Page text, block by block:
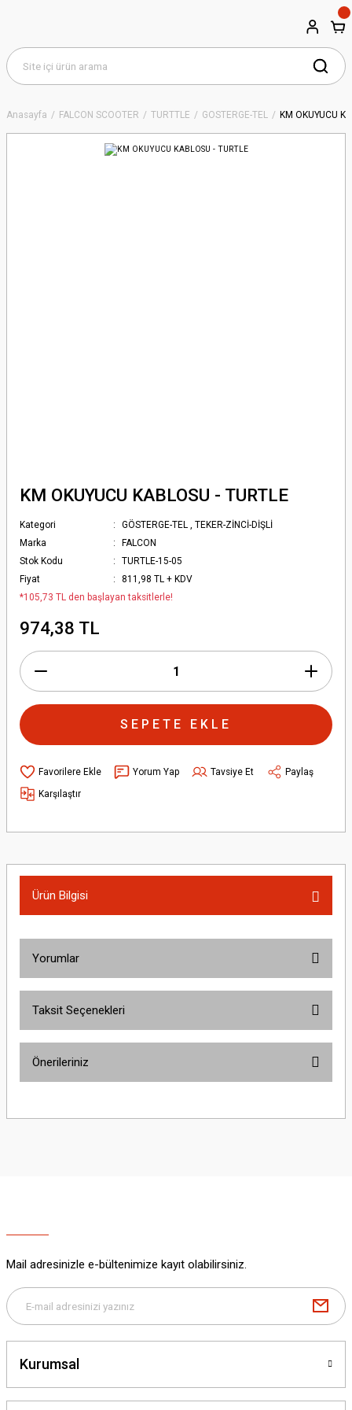
Anasayfa FALCON SCOOTER TURTTLE GÖSTERGE-TEL KM OKUYUCU
KM OKUYUCU KABLOSU - TURTLE
Kategori GÖSTERGE-TEL ,TEKER-ZİNCİ-DİŞLİ
Marka
FALCON
Stok Kodu
TURTLE-15-05
Fiyat
811,98 TL + KDV
*105,73 TL den başlayan taksitlerle!
974,38 TL
SEPETE EKLE
Yorum Yap Tavsiye Et
Paylaş
Karşılaştır
Ürün Bilgisi
Yorumlar
Taksit Seçenekleri
Önerileriniz
yetersiz gördüğünüz noktaları öneri formunu kullanarak tarafımıza
Bu ürüne benzer farklı alternatifler olmalı.
Mail adresinizle e-bültenimize kayıt olabilirsiniz.
Kurumsal